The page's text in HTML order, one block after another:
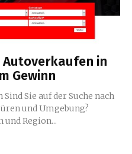
in
Gewinn
und Umgebung?
Region...